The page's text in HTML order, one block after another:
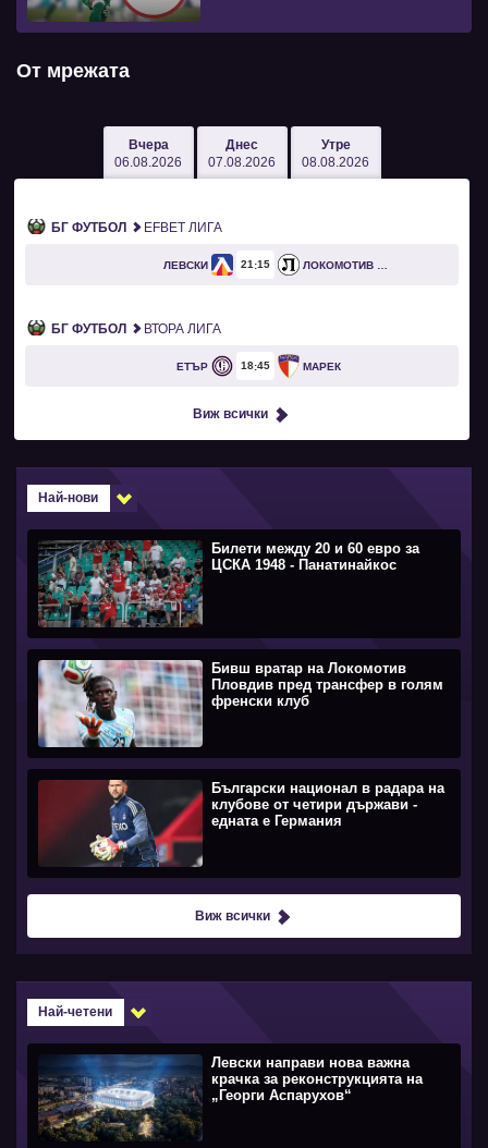
От мрежата
Вчера
06.08.2026
Днес
07.08.2026
Утре
08.08.2026
БГ ФУТБОЛ EFBET ЛИГА
ЛЕВСКИ 21 15
БГ ФУТБОЛ ВТОРА ЛИГА
ЕТЪР 18 45 МАРЕК
Виж всички
Най-нови
Билети между 20 и 60 евро за
ЦСКА 1948 - Панатинайкос
Бивш вратар на Локомотив
Пловдив пред трансфер в голям
френски клуб
Български национал в радара на
клубове от четири държави -
едната е Германия
Виж всички
Най-четени
Левски направи нова важна
крачка за реконструкцията на
„Георги Аспарухов“